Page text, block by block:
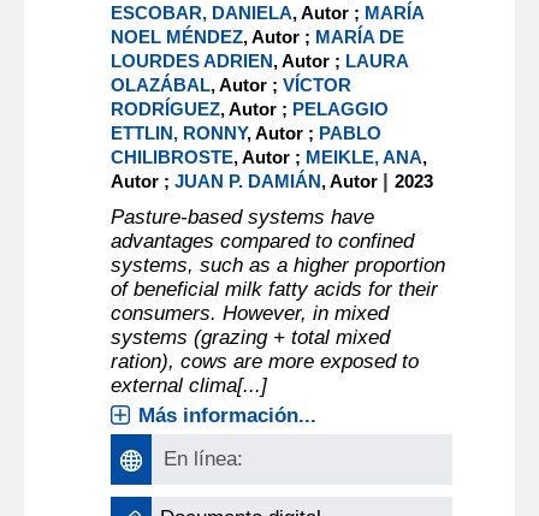
ESCOBAR, DANIELA, Autor ; MARÍA
NOEL MÉNDEZ, Autor ; MARÍA DE
LOURDES ADRIEN, Autor ; LAURA
OLAZÁBAL, Autor ;VÍCTOR
RODRÍGUEZ, Autor ; PELAGGIO
ETTLIN, RONNY, Autor ; PABLO
CHILIBROSTE, Autor ; MEIKLE, ANA,
Autor ;JUAN P. DAMIÁN, Autor |2023
Pasture-based systems have
advantages compared to confined
systems, such as a higher proportion
of beneficial milk fatty acids for their
consumers. However, in mixed
systems (grazing + total mixed
ration), cows are more exposed to
external clima[...]
Más información...
En línea: